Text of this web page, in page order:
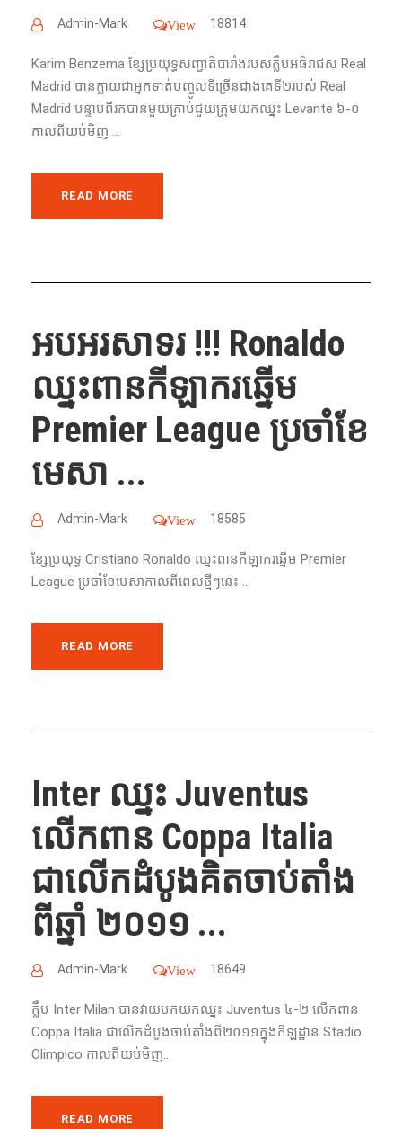
Admin-Mark View 18814
Karim Benzema ខ្សែ​ប្រយុទ្ធសញ្ជាតិបារាំងរបស់ក្លឹបអធិរាជស Real
Madrid បានក្លាយ​ជា​​អ្នក​ទាត់​បញ្ចូល​ទី​ច្រើន​ជាង​គេ​ទី​២​របស់ Real
Madrid បន្ទាប់​ពី​រក​បាន​មួយ​គ្រាប់​ជួយ​ក្រុម​យក​ឈ្នះ Levante ៦-០
កាល​ពី​យប់​មិញ ...
READ MORE
អបអរសាទរ !!! Ronaldo
ឈ្នះ​ពាន​កីឡាករ​ឆ្នើម​
Premier League ប្រចាំ​ខែ​
មេសា​ ...
Admin-Mark View 18585
ខ្សែ​ប្រយុទ្ធ​ Cristiano Ronaldo ឈ្នះ​ពាន​កីឡាករ​ឆ្នើម​ Premier
League ប្រចាំ​ខែ​មេសាកាលពីពេលថ្មីៗនេះ ...
READ MORE
Inter ​ឈ្នះ Juventus
លើក​ពាន Coppa Italia
ជា​លើក​ដំបូង​គិតចាប់​តាំង​
ពីឆ្នាំ ​២០១១​ ...
Admin-Mark View 18649
ក្លឹប Inter Milan បាន​វាយ​បក​យក​ឈ្នះ Juventus ៤-២ លើក​ពាន
Coppa Italia ជា​លើក​ដំបូង​ចាប់​តាំង​ពី​២០១១​ក្នុង​កីឡដ្ឋាន Stadio
Olimpico កាល​ពី​យប់​មិញ...
READ MORE